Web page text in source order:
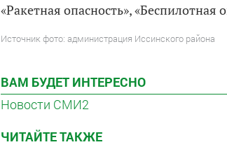
«Ракетная опасность», «Беспилотная
Источник фото: администрация Иссинского района
ВАМ БУДЕТ ИНТЕРЕСНО
Новости СМИ2
ЧИТАЙТЕ ТАКЖЕ